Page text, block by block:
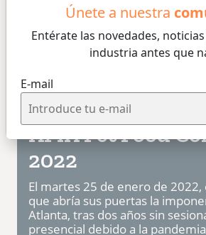
Únete a nuestra
Entérate las novedades,
industria antes que
E-mail
Legumbres y Oleaginosas
5 min de lectura
15/02/2022
AFIA Pet Food
2022
El martes 25 de enero de
que abría sus puertas la
Atlanta, tras dos años sin
presencial debido a la